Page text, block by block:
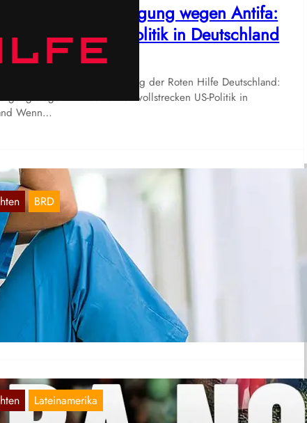
HILFE | Kontokündigung wegen Antifa:
vollstrecken US-Politik in Deutschland
2025
an dieser Stelle eine Erklärung der Roten Hilfe Deutschland:
wegen Antifa: Banken vollstrecken US-Politik in
Wenn…
BRD
um Krankenkassenbeiträge
22, 2025
unter dem Betrüger Friedrich Merz hatte
dass die Krankenkassenbeiträge stabil bleiben. Jetzt ist klar:
Versicherte…
Lateinamerika